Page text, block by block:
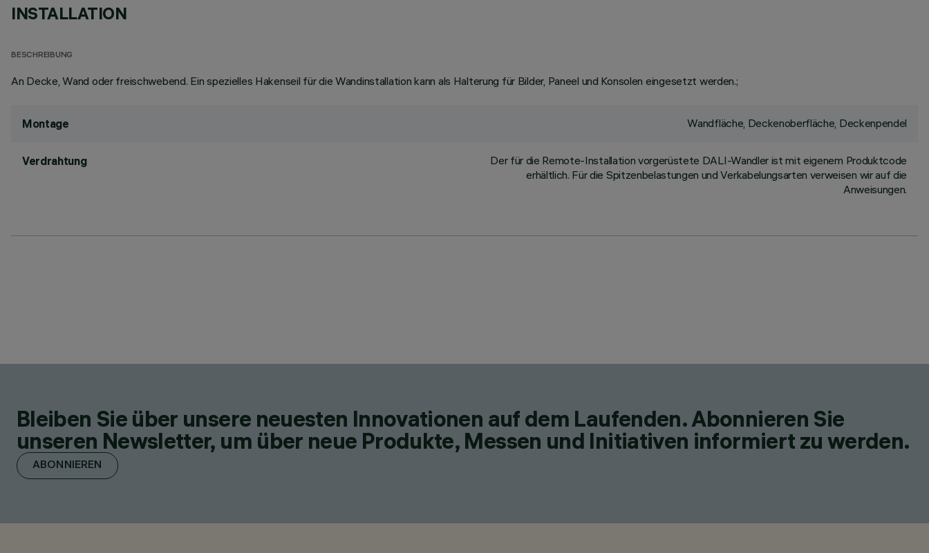
INSTALLATION
BESCHREIBUNG
An Decke, Wand oder freischwebend. Ein spezielles Hakenseil für die Wandinstallation kann als Halterung für Bilder, Paneel und Konsolen eingesetzt werden.;
Montage Wandfläche, Deckenoberfläche, Deckenpendel
Verdrahtung
Der für die Remote-Installation vorgerüstete DALI-Wandler ist mit eigenem Produktcode
erhältlich. Für die Spitzenbelastungen und Verkabelungsarten verweisen wir auf die
Anweisungen.
Bleiben Sie über unsere neuesten Innovationen auf dem Laufenden. Abonnieren Sie
unseren Newsletter, um über neue Produkte, Messen und Initiativen informiert zu werden.
ABONNIEREN